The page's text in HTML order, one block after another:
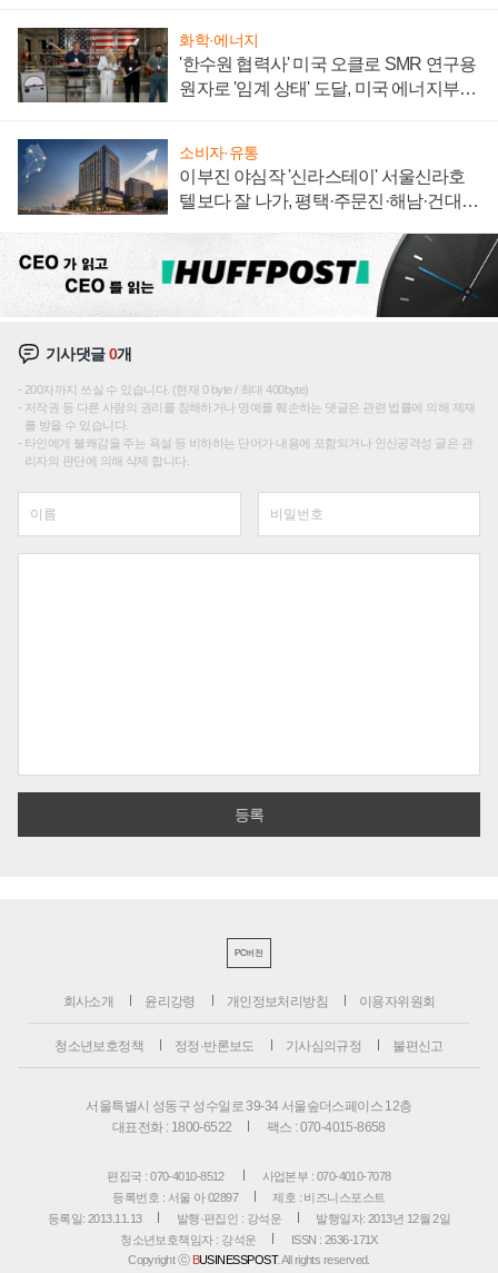
화학·에너지
'한수원 협력사' 미국 오클로 SMR 연구용
원자로 '임계 상태' 도달, 미국 에너지부
소비자·유통
이부진 야심작 '신라스테이' 서울신라호
텔보다 잘 나가, 평택·주문진·해남·건대로
기사댓글0개
200자까지 쓰실 수 있습니다. (현재 0 byte / 최대 400byte)
저작권 등 다른 사람의 권리를 침해하거나 명예를 훼손하는 댓글은 관련 법률에 의해 제재
를 받을 수 있습니다.
타인에게 불쾌감을 주는 욕설 등 비하하는 단어가 내용에 포함되거나 인신공격성 글은 관
리자의 판단에 의해 삭제 합니다.
PC버전
회사소개 윤리강령 개인정보처리방침 이용자위원회
청소년보호정책 정정·반론보도 기사심의규정 불편신고
서울특별시 성동구 성수일로 39-34 서울숲더스페이스 12층
대표전화 : 1800-6522
팩스 : 070-4015-8658
편집국 : 070-4010-8512
사업본부 : 070-4010-7078
등록번호 : 서울 아 02897
제호 : 비즈니스포스트
등록일: 2013.11.13
발행·편집인 : 강석운
발행일자: 2013년 12월 2일
청소년보호책임자 : 강석운
ISSN : 2636-171X
Copyright ⓒ BUSINESSPOST. All rights reserved.